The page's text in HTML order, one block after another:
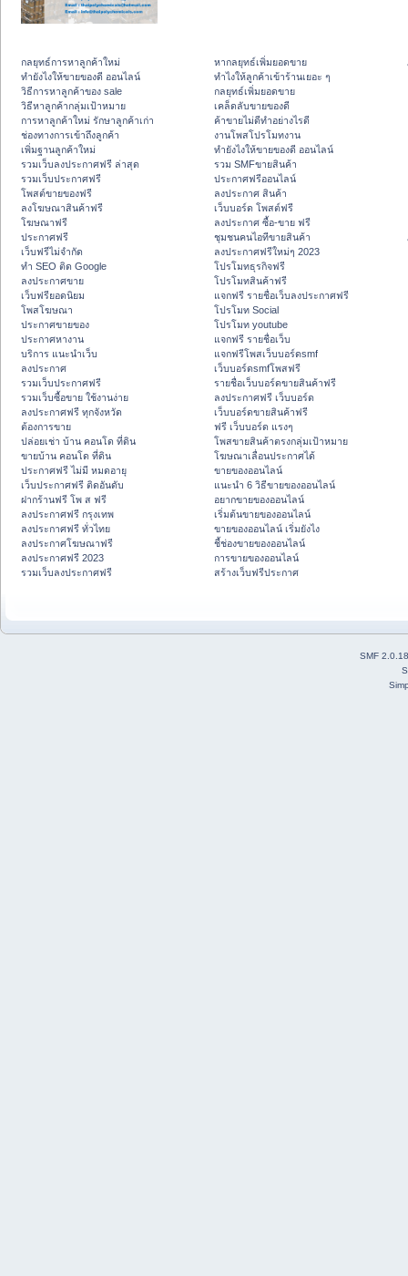
กลยุทธ์การหาลูกค้าใหม่
ทํายังไงให้ขายของดี ออนไลน์
วิธีการหาลูกค้าของ sale
วิธีหาลูกค้ากลุ่มเป้าหมาย
การหาลูกค้าใหม่ รักษาลูกค้าเก่า
ช่องทางการเข้าถึงลูกค้า
เพิ่มฐานลูกค้าใหม่
รวมเว็บลงประกาศฟรี ล่าสุด
รวมเว็บประกาศฟรี
โพสต์ขายของฟรี
ลงโฆษณาสินค้าฟรี
โฆษณาฟรี
ประกาศฟรี
เว็บฟรีไม่จำกัด
ทำ SEO ติด Google
ลงประกาศขาย
เว็บฟรียอดนิยม
โพสโฆษณา
ประกาศขายของ
ประกาศหางาน
บริการ แนะนำเว็บ
ลงประกาศ
รวมเว็บประกาศฟรี
รวมเว็บซื้อขาย ใช้งานง่าย
ลงประกาศฟรี ทุกจังหวัด
ต้องการขาย
ปล่อยเช่า บ้าน คอนโด ที่ดิน
ขายบ้าน คอนโด ที่ดิน
ประกาศฟรี ไม่มี หมดอายุ
เว็บประกาศฟรี ติดอันดับ
ฝากร้านฟรี โพ ส ฟรี
ลงประกาศฟรี กรุงเทพ
ลงประกาศฟรี ทั่วไทย
ลงประกาศโฆษณาฟรี
ลงประกาศฟรี 2023
รวมเว็บลงประกาศฟรี
หากลยุทธ์เพิ่มยอดขาย
ทําไงให้ลูกค้าเข้าร้านเยอะ ๆ
กลยุทธ์เพิ่มยอดขาย
เคล็ดลับขายของดี
ค้าขายไม่ดีทำอย่างไรดี
งานโพสโปรโมทงาน
ทํายังไงให้ขายของดี ออนไลน์
รวม SMFขายสินค้า
ประกาศฟรีออนไลน์
ลงประกาศ สินค้า
เว็บบอร์ด โพสต์ฟรี
ลงประกาศ ซื้อ-ขาย ฟรี
ชุมชนคนไอทีขายสินค้า
ลงประกาศฟรีใหม่ๆ 2023
โปรโมทธุรกิจฟรี
โปรโมทสินค้าฟรี
แจกฟรี รายชื่อเว็บลงประกาศฟรี
โปรโมท Social
โปรโมท youtube
แจกฟรี รายชื่อเว็บ
แจกฟรีโพสเว็บบอร์ดsmf
เว็บบอร์ดsmfโพสฟรี
รายชื่อเว็บบอร์ดขายสินค้าฟรี
ลงประกาศฟรี เว็บบอร์ด
เว็บบอร์ดขายสินค้าฟรี
ฟรี เว็บบอร์ด แรงๆ
โพสขายสินค้าตรงกลุ่มเป้าหมาย
โฆษณาเลื่อนประกาศได้
ขายของออนไลน์
แนะนำ 6 วิธีขายของออนไลน์
อยากขายของออนไลน์
เริ่มต้นขายของออนไลน์
ขายของออนไลน์ เริ่มยังไง
ชี้ช่องขายของออนไลน์
การขายของออนไลน์
สร้างเว็บฟรีประกาศ
SMF 2.0.18